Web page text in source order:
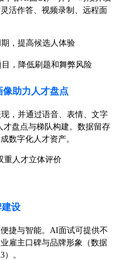
活作答、视频录制、远程面
，提高候选人体验
，降低刷题和舞弊风险
助力人才盘点
，并通过语音、表情、文字
盘点与梯队构建。数据留存
数字化人才资产。
重人才立体评价
设
捷与智能。AI面试可提供不
雇主口碑与品牌形象（数据
）。